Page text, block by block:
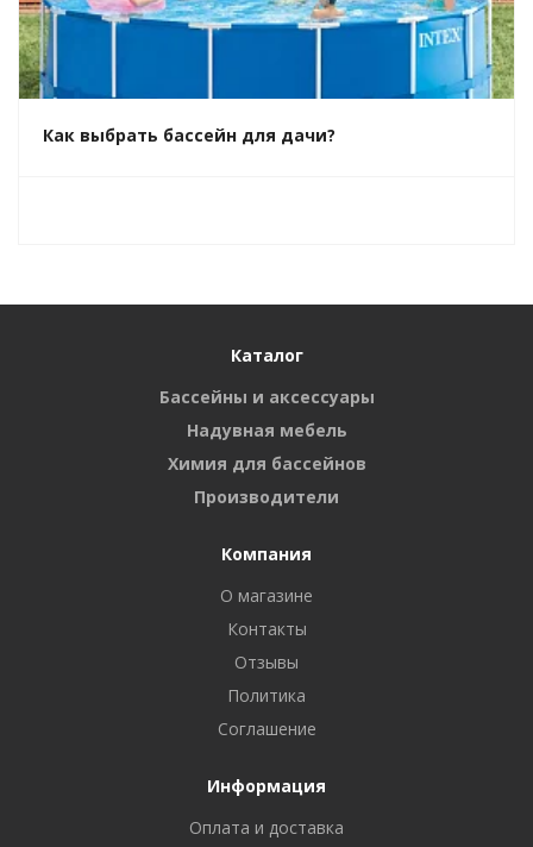
Как выбрать бассейн для дачи?
Каталог
Бассейны и аксессуары
Надувная мебель
Химия для бассейнов
Производители
Компания
О магазине
Контакты
Отзывы
Политика
Соглашение
Информация
Оплата и доставка